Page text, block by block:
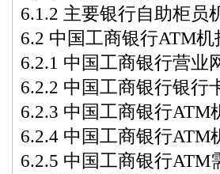
6.1.2 主要银行自助柜员
6.2 中国工商银行ATM
6.2.1 中国工商银行营业
6.2.2 中国工商银行银行
6.2.3 中国工商银行ATM
6.2.4 中国工商银行ATM
6.2.5 中国工商银行ATM